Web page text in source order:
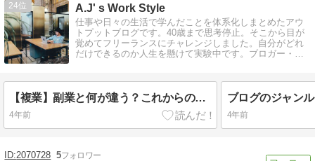
24 A.J' s Work Style
仕事や日々の生活で学んだことを体系化しまとめたアウ
トプットブログです。40歳まで思考停止。そこから目が
覚めてフリーランスにチャレンジしました。自分がどれ
だけできるのか人生を懸けて実験中です。ブロガー・
【複業】副業と何が違う？これからの働き方について【逃げ切れない】
4年前 4年前
2070728 5